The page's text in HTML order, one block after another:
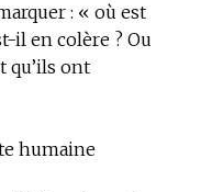
: « où est
il en colère ? Ou
qu’ils ont
humaine